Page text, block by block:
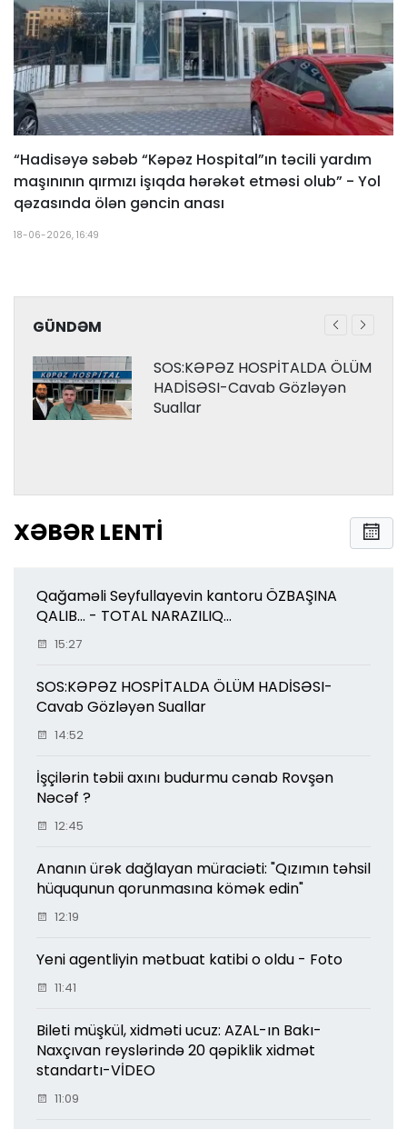
“Hadisəyə səbəb “Kəpəz Hospital”ın təcili yardım
maşınının qırmızı işıqda hərəkət etməsi olub” - Yol
qəzasında ölən gəncin anası
18-06-2026, 16:49
GÜNDƏM
SOS:KƏPƏZ HOSPİTALDA ÖLÜM
HADİSƏSI-Cavab Gözləyən
Suallar
XƏBƏR LENTI
Qağaməli Seyfullayevin kantoru ÖZBAŞINA
QALIB... - TOTAL NARAZILIQ...
15:27
SOS:KƏPƏZ HOSPİTALDA ÖLÜM HADİSƏSI-
Cavab Gözləyən Suallar
14:52
İşçilərin təbii axını budurmu cənab Rovşən
Nəcəf ?
12:45
Ananın ürək dağlayan müraciəti: "Qızımın təhsil
hüququnun qorunmasına kömək edin"
12:19
Yeni agentliyin mətbuat katibi o oldu - Foto
11:41
Bileti müşkül, xidməti ucuz: AZAL-ın Bakı-
Naxçıvan reyslərində 20 qəpiklik xidmət
standartı-VİDEO
11:09